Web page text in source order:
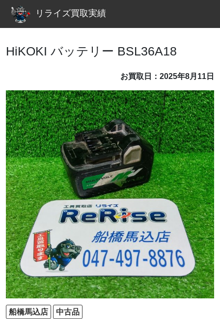
リライズ買取実績
HiKOKI バッテリー BSL36A18
お買取日：2025年8月11日
船橋馬込店 中古品